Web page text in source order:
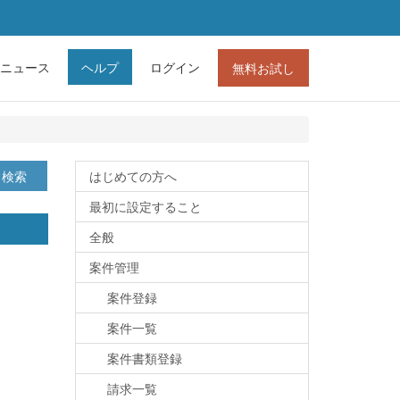
ニュース ヘルプ ログイン 無料お試し
検索
はじめての方へ
最初に設定すること
全般
案件管理
案件登録
案件一覧
案件書類登録
請求一覧